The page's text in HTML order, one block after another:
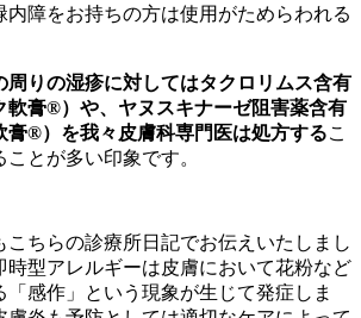
内障をお持ちの方は使用がためらわれる
周りの湿疹に対してはタクロリムス含有
軟膏®）や、ヤヌスキナーゼ阻害薬含有
膏®）を我々皮膚科専門医は処方するこ
とが多い印象です。
こちらの診療所日記でお伝えいたしまし
時型アレルギーは皮膚において花粉など
感作」という現象が生じて発症しま